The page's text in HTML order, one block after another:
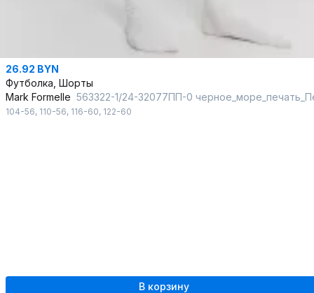
26.92 BYN
Футболка, Шорты
Mark Formelle 563322-1/24-32077ПП-0
104-56, 110-56, 116-60, 122-60
В корзину